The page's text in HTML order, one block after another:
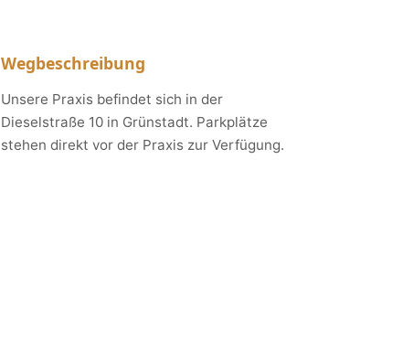
Wegbeschreibung
Unsere Praxis befindet sich in der
Dieselstraße 10 in Grünstadt. Parkplätze
stehen direkt vor der Praxis zur Verfügung.